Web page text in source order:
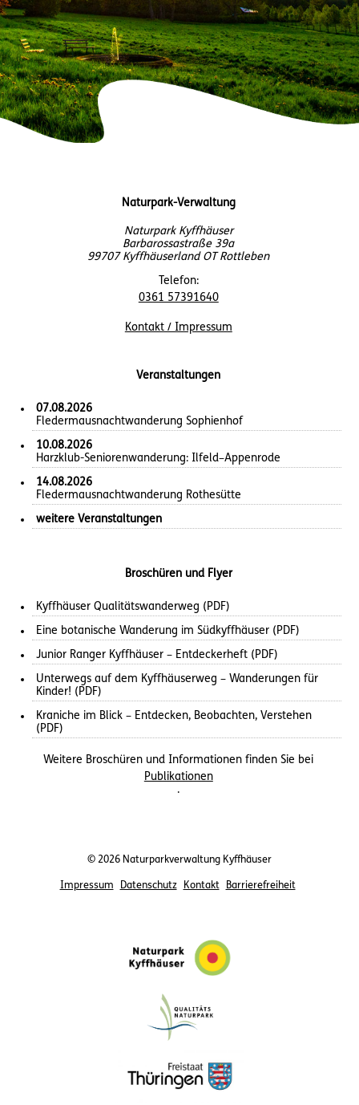
Naturpark-Verwaltung
Naturpark Kyffhäuser
Barbarossastraße 39a
99707 Kyffhäuserland OT Rottleben
Telefon:
0361 57391640
Kontakt / Impressum
Veranstaltungen
07.08.2026
Fledermausnachtwanderung Sophienhof
10.08.2026
Harzklub-Seniorenwanderung: Ilfeld–Appenrode
14.08.2026
Fledermausnachtwanderung Rothesütte
weitere Veranstaltungen
Broschüren und Flyer
Kyffhäuser Qualitätswanderweg (PDF)
Eine botanische Wanderung im Südkyffhäuser (PDF)
Junior Ranger Kyffhäuser – Entdeckerheft (PDF)
Unterwegs auf dem Kyffhäuserweg – Wanderungen für
Kinder! (PDF)
Kraniche im Blick – Entdecken, Beobachten, Verstehen
(PDF)
Weitere Broschüren und Informationen finden Sie bei
Publikationen
.
© 2026 Naturparkverwaltung Kyffhäuser
Impressum Datenschutz Kontakt Barrierefreiheit